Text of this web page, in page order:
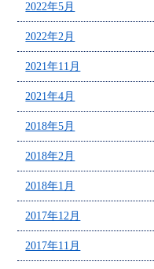
2022年5月
2022年2月
2021年11月
2021年4月
2018年5月
2018年2月
2018年1月
2017年12月
2017年11月